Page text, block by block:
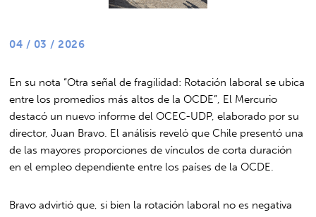
04 / 03 / 2026
En su nota “Otra señal de fragilidad: Rotación laboral se ubica
entre los promedios más altos de la OCDE”, El Mercurio
destacó un nuevo informe delOCEC-UDP, elaborado por su
director, Juan Bravo. El análisis reveló que Chile presentó una
de las mayores proporciones de vínculos de corta duración
en el empleo dependiente entre los países de la OCDE.
Bravo advirtió que, si bien la rotación laboral no es negativa